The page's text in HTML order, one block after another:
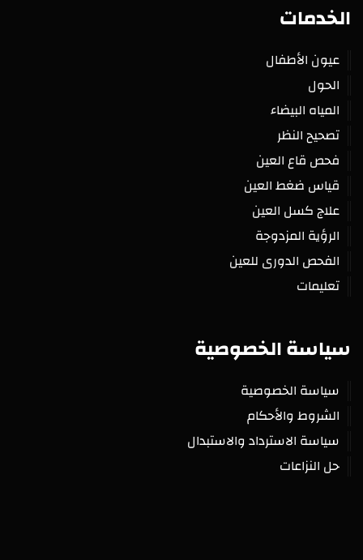
الخدمات
عيون الأطفال
الحول
المياه البيضاء
تصحيح النظر
فحص قاع العين
قياس ضغط العين
علاج كسل العين
الرؤية المزدوجة
الفحص الدورى للعين
تعليمات
سياسة الخصوصية
سياسة الخصوصية
الشروط والأحكام
سياسة الاسترداد والاستبدال
حل النزاعات